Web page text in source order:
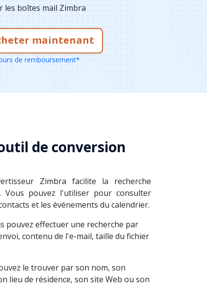
les boîtes mail Zimbra
maintenant
de remboursement*
de conversion
Zimbra facilite la recherche
Vous pouvez l'utiliser pour consulter
et les événements du calendrier.
pouvez effectuer une recherche par
contenu de l'e-mail, taille du fichier
le trouver par son nom, son
lieu de résidence, son site Web ou son